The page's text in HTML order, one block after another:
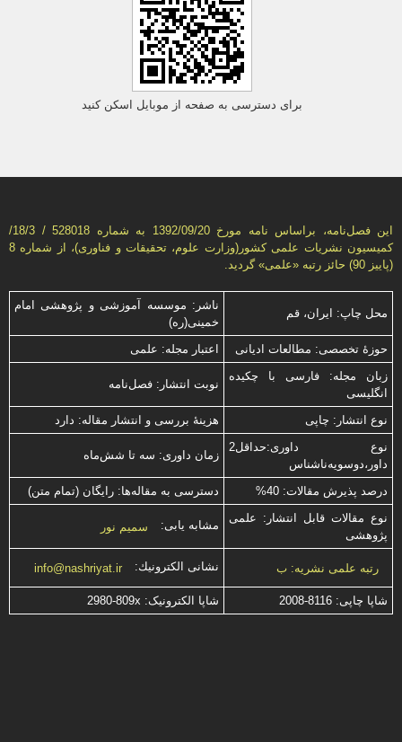
برای دسترسی به صفحه از موبایل اسکن کنید
این فصل‌نامه، براساس نامه مورخ 1392/09/20 به شماره 528018 / 18/3/
كمیسیون نشریات علمی كشور(وزارت علوم، تحقیقات و فناوری)، از شماره 8
(پاییز 90) حائز رتبه «علمی» گردید.
محل چاپ: ایران، قم
ناشر: موسسه آموزشی و پژوهشی امام
خمینی(ره)
حوزۀ تخصصی: مطالعات ادیانی
اعتبار مجله: علمی
زبان مجله: فارسی با چكیده
انگلیسی
نوبت انتشار: فصل‌نامه
نوع انتشار: چاپی
هزینۀ بررسی و انتشار مقاله: دارد
نوع داوری:حداقل2
داور،دوسویه‌ناشناس
زمان داوری: سه تا شش‌ماه
درصد پذیرش مقالات: 40%
دسترسی به مقاله‌ها: رایگان (تمام متن)
نوع مقالات قابل انتشار: علمی
پژوهشی
مشابه یابی: سمیم نور
رتبه علمی نشریه: ب نشانی الكترونیك: info@nashriyat.ir
شاپا چاپی: 2008-8116 شاپا الکترونیک: 2980-809x